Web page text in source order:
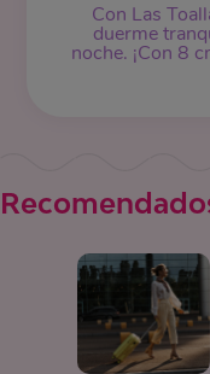
Con Las
duerme
noche. ¡Con 8